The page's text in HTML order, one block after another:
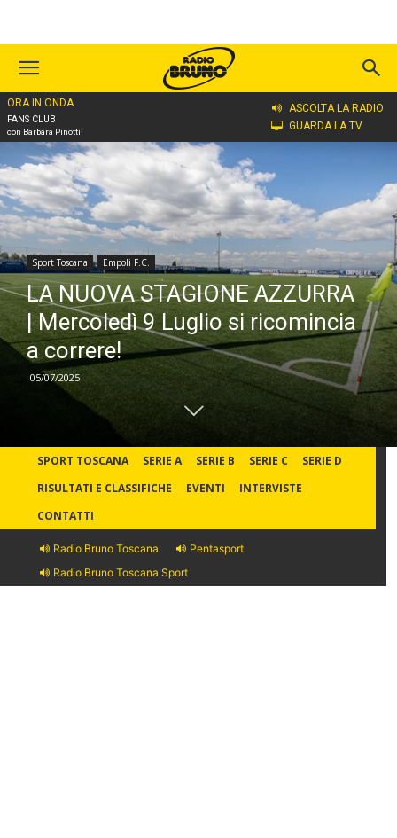
ORA IN ONDA
FANS CLUB
con Barbara Pinotti
ASCOLTA LA RADIO
GUARDA LA TV
Home
Sport Toscana Empoli F.C.
LA NUOVA STAGIONE AZZURRA
| Mercoledì 9 Luglio si ricomincia
a correre!
05/07/2025
SPORT TOSCANA SERIE A SERIE B SERIE C
SERIE D
RISULTATI E CLASSIFICHE
EVENTI
INTERVISTE
CONTATTI
Radio Bruno Toscana
Pentasport
Radio Bruno Toscana Sport